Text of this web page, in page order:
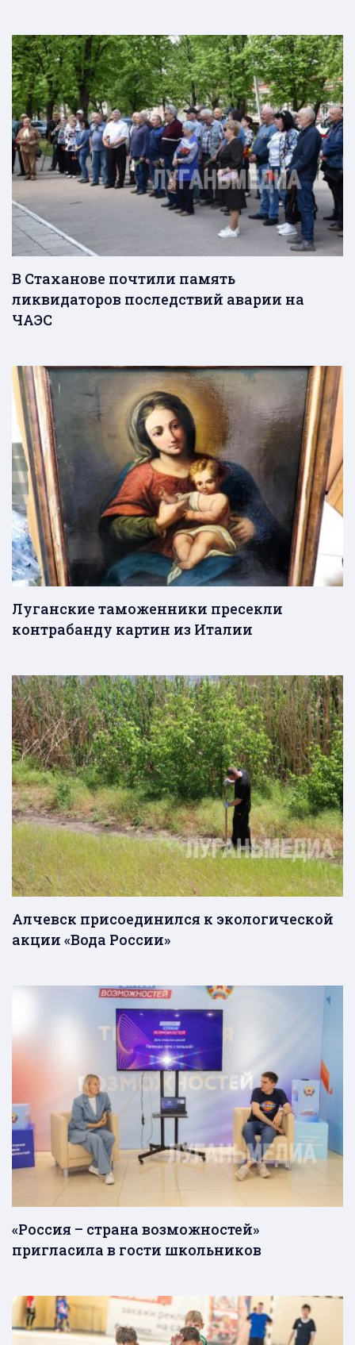
В Стаханове почтили память
ликвидаторов последствий аварии на
ЧАЭС
Луганские таможенники пресекли
контрабанду картин из Италии
Алчевск присоединился к экологической
акции «Вода России»
«Россия – страна возможностей»
пригласила в гости школьников